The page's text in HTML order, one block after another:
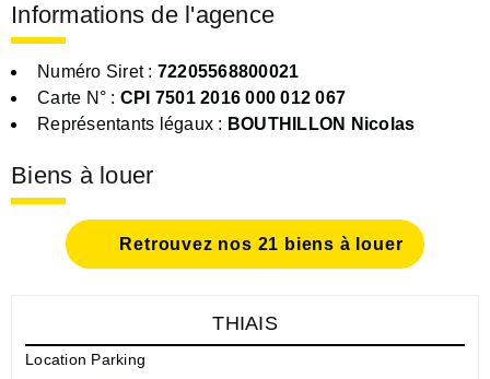
Informations de l'agence
Numéro Siret : 72205568800021
Carte N° : CPI 7501 2016 000 012 067
Représentants légaux : BOUTHILLON Nicolas
Biens à louer
Retrouvez nos 21 biens à louer
THIAIS
Location Parking